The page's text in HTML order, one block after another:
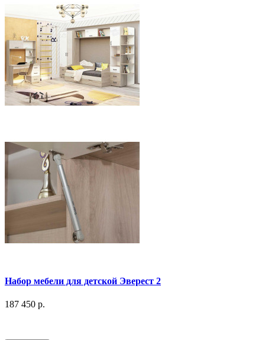
Набор мебели для детской Эверест 2
187 450 р.